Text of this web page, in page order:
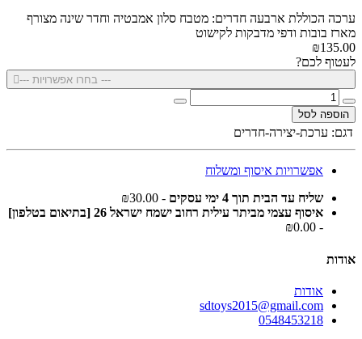
ערכה הכוללת ארבעה חדרים: מטבח סלון אמבטיה וחדר שינה מצורף
מארז בובות ודפי מדבקות לקישוט
₪135.00
לעטוף לכם?
--- בחרו אפשרויות ---
הוספה לסל
דגם: ערכת-יצירה-חדרים
אפשרויות איסוף ומשלוח
שליח עד הבית תוך 4 ימי עסקים
- ₪30.00
איסוף עצמי מביתר עילית רחוב ישמח ישראל 26 [בתיאום בטלפון]
- ₪0.00
אודות
אודות
sdtoys2015@gmail.com
0548453218